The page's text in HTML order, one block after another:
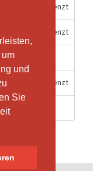
und
Sie
und
Sie
Unbegrenzt
Unbegrenzt
Unbegrenzt